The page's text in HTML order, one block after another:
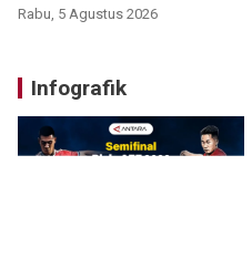
Rabu, 5 Agustus 2026
Infografik